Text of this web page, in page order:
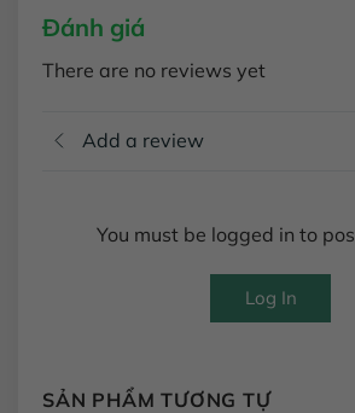
Đánh giá
There are no reviews yet
Add a review
You must be logged in to
Log In
SẢN PHẨM TƯƠNG TỰ